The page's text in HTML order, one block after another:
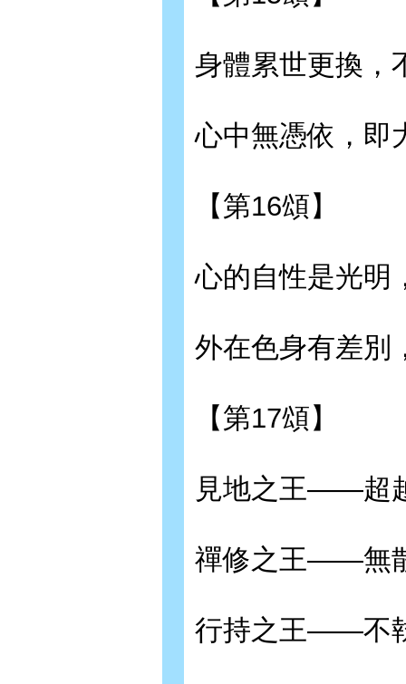
身體累世更換，
心中無憑依，即
【第16頌】
心的自性是光明
外在色身有差別
【第17頌】
見地之王——超
禪修之王——無
行持之王——不